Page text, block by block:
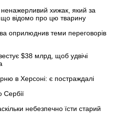
ненажерливий хижак, який за
що відомо про цю тварину
оприлюднив теми переговорів
$38 млрд, щоб удвічі
в Херсоні: є постраждалі
небезпечно їсти старий